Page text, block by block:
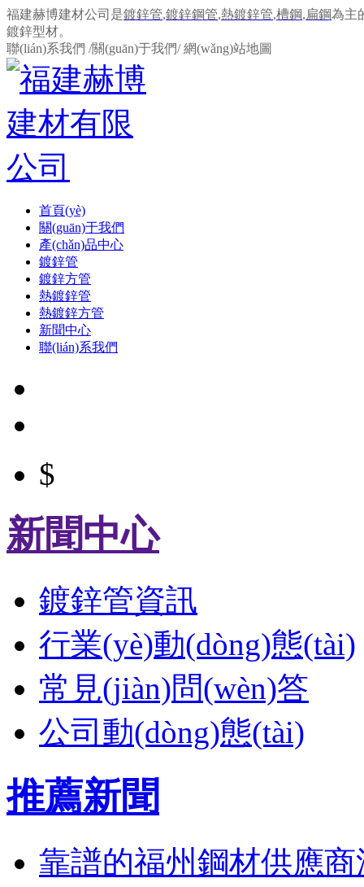
福建赫博建材公司是鍍鋅管,鍍鋅鋼管,熱鍍鋅管,槽鋼,扁鋼為主
鍍鋅型材。
聯(lián)系我們 /關(guān)于我們/網(wǎng)站地圖
首頁(yè)
關(guān)于我們
產(chǎn)品中心
鍍鋅管
鍍鋅方管
熱鍍鋅管
熱鍍鋅方管
新聞中心
聯(lián)系我們
$
新聞中心
鍍鋅管資訊
行業(yè)動(dòng)態(tài)
常見(jiàn)問(wèn)答
公司動(dòng)態(tài)
推薦新聞
靠譜的福州鋼材供應